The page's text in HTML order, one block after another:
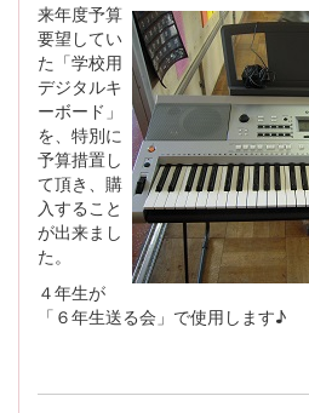
来年度予算
要望してい
た「学校用
デジタルキ
ーボード」
を、特別に
予算措置し
て頂き、購
入すること
が出来まし
た。
４年生が
「６年生送る会」で使用します♪